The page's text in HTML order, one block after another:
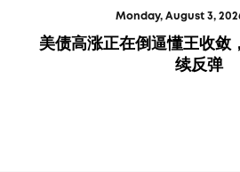
Monday, August 3,
美债高涨正在倒逼懂王收敛
续反弹